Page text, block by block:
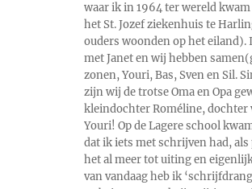
waar ik in 1964 ter wereld
het St. Jozef ziekenhuis te
ouders woonden op het eiland).
met Janet en wij hebben
zonen, Youri, Bas, Sven en Sil.
zijn wij de trotse Oma en Opa
kleindochter Roméline, dochter
Youri! Op de Lagere school
dat ik iets met schrijven had,
het al meer tot uiting en
van vandaag heb ik